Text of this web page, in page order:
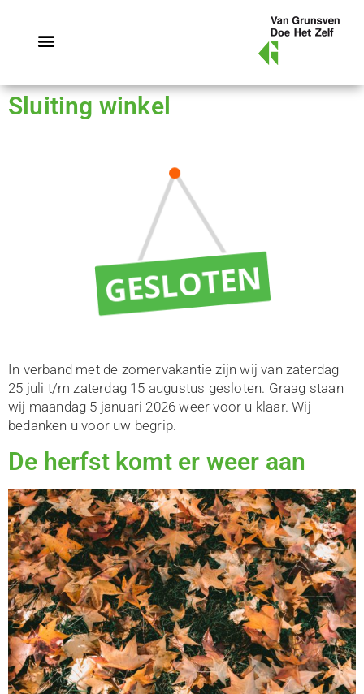
Sluiting winkel
In verband met de zomervakantie zijn wij van zaterdag
25 juli t/m zaterdag 15 augustus gesloten. Graag staan
wij maandag 5 januari 2026 weer voor u klaar. Wij
bedanken u voor uw begrip.
De herfst komt er weer aan